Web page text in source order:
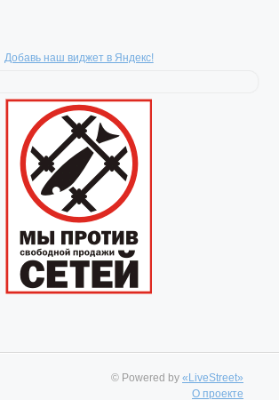
Добавь наш виджет в Яндекс!
© Powered by «LiveStreet»
О проекте